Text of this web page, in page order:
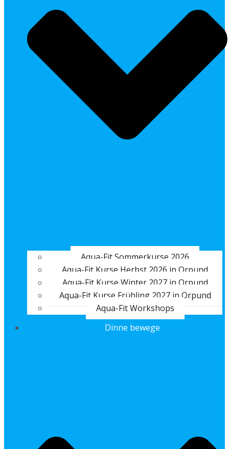
Aqua-Fit Sommerkurse 2026
Aqua-Fit Kurse Herbst 2026 in Orpund
Aqua-Fit Kurse Winter 2027 in Orpund
Aqua-Fit Kurse Frühling 2027 in Orpund
Aqua-Fit Workshops
Dinne bewege